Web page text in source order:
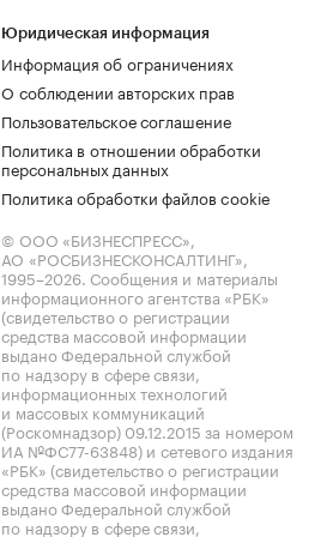
Юридическая информация
Информация об ограничениях
О соблюдении авторских прав
Пользовательское соглашение
Политика в отношении обработки
персональных данных
Политика обработки файлов cookie
© ООО «БИЗНЕСПРЕСС»,
АО «РОСБИЗНЕСКОНСАЛТИНГ»,
1995–2026. Сообщения и материалы
информационного агентства «РБК»
(свидетельство о регистрации
средства массовой информации
выдано Федеральной службой
по надзору в сфере связи,
информационных технологий
и массовых коммуникаций
(Роскомнадзор) 09.12.2015 за номером
ИА №ФС77-63848) и сетевого издания
«РБК» (свидетельство о регистрации
средства массовой информации
выдано Федеральной службой
по надзору в сфере связи,